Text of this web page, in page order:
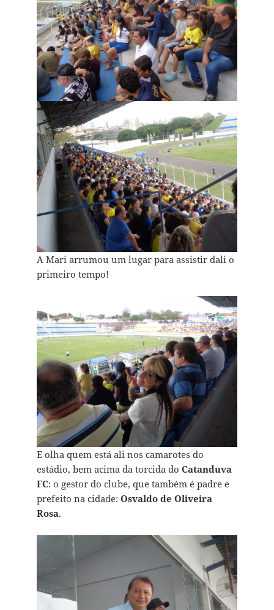
A Mari arrumou um lugar para assistir dali o
primeiro tempo!
E olha quem está ali nos camarotes do
estádio, bem acima da torcida do Catanduva
FC: o gestor do clube, que também é padre e
prefeito na cidade: Osvaldo de Oliveira
Rosa.